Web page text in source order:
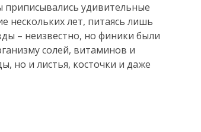
удивительные
нескольких лет, питаясь лишь
– неизвестно, но финики были
солей, витаминов и
но и листья, косточки и даже